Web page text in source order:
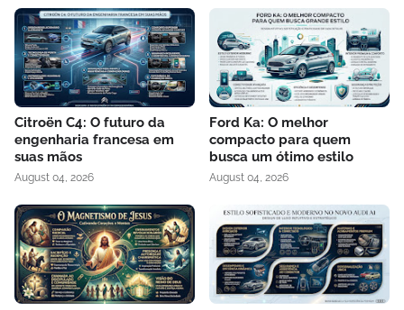
Citroën C4: O futuro da
engenharia francesa em
suas mãos
August 04, 2026
Ford Ka: O melhor
compacto para quem
busca um ótimo estilo
August 04, 2026